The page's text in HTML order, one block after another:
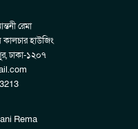
রেমা
হাউজিং
ঢাকা-১২০৭
Rema